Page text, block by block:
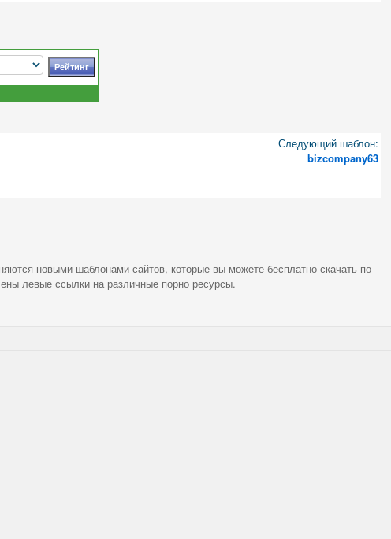
Следующий шаблон:
bizcompany63
новыми шаблонами сайтов, которые вы можете бесплатно скачать по
левые ссылки на различные порно ресурсы.